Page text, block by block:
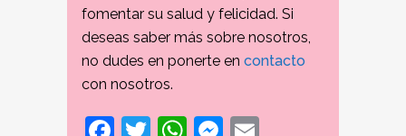
fomentar su salud y felicidad. Si
deseas saber más sobre nosotros,
no dudes en ponerte en contacto
con nosotros.